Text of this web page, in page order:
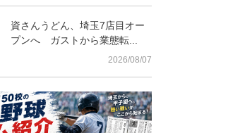
資さんうどん、埼玉7店目オー
プンへ ガストから業態転...
2026/08/07